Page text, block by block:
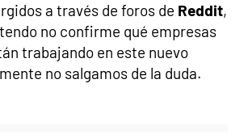
a través de foros de Reddit,
no confirme qué empresas
trabajando en este nuevo
no salgamos de la duda.